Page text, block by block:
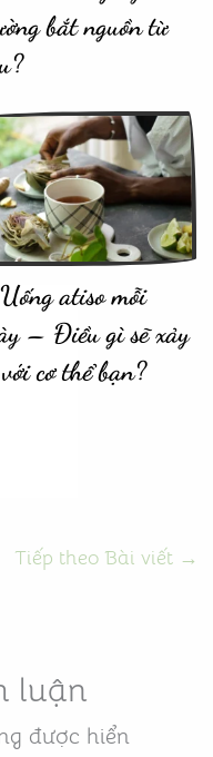
bắt nguồn từ
atiso mỗi
– Điều gì sẽ xảy
cơ thể bạn?
Tiếp theo Bài viết →
luận
được hiển